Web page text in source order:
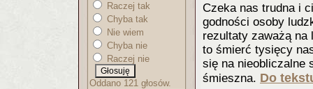
Raczej tak
Chyba tak
Nie wiem
Chyba nie
Raczej nie
Oddano 121 głosów.
Czeka nas trudna i
godności osoby
rezultaty zaważą na
to śmierć tysięcy
się na nieobliczalne
śmieszna. Do